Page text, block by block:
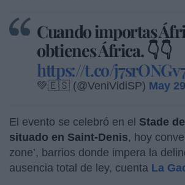
Cuando importas
obtienes África. 👇👇
https://t.co/
💚🇪🇸 (@VeniVidiSP) May
El evento se celebró en el Stade
situado en Saint-Denis, hoy
zone’, barrios donde impera la
ausencia total de ley, cuenta La